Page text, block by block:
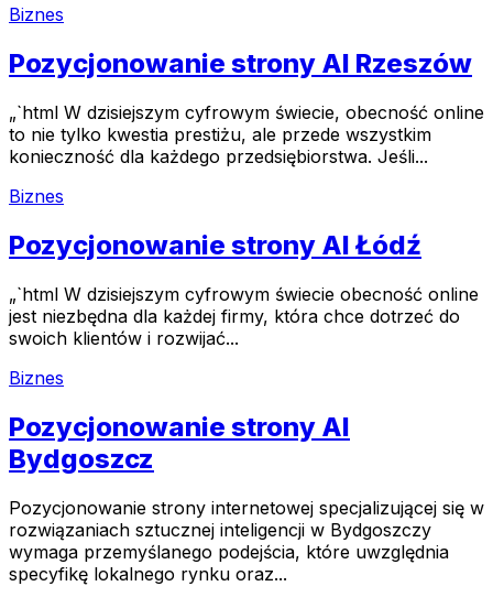
Biznes
Pozycjonowanie strony AI Rzeszów
„`html W dzisiejszym cyfrowym świecie, obecność online
to nie tylko kwestia prestiżu, ale przede wszystkim
konieczność dla każdego przedsiębiorstwa. Jeśli...
Biznes
Pozycjonowanie strony AI Łódź
„`html W dzisiejszym cyfrowym świecie obecność online
jest niezbędna dla każdej firmy, która chce dotrzeć do
swoich klientów i rozwijać...
Biznes
Pozycjonowanie strony AI
Bydgoszcz
Pozycjonowanie strony internetowej specjalizującej się w
rozwiązaniach sztucznej inteligencji w Bydgoszczy
wymaga przemyślanego podejścia, które uwzględnia
specyfikę lokalnego rynku oraz...